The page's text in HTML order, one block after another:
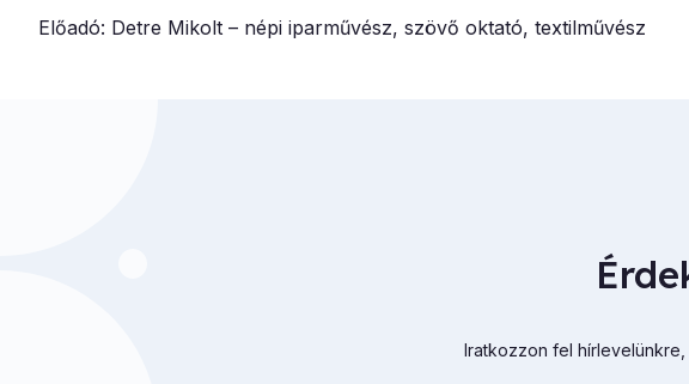
Előadó: Detre Mikolt – népi iparművész, szövő oktató, textilművész
Iratkozzon fel